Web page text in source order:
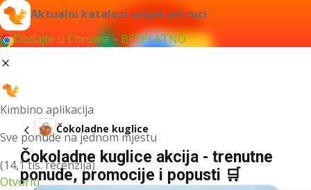
Aktualni katalozi uvijek pri ruci
Dodajte u Chrome – BESPLATNO
Kimbino aplikacija
Sve ponude na jednom mjestu
(14,1 tis. recenzija)
Otvoriti
Čokoladne kuglice
Čokoladne kuglice akcija - trenutne
ponude, promocije i popusti 🛒